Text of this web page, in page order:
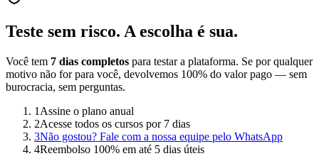
Teste sem risco. A escolha é sua.
Você tem 7 dias completos para testar a plataforma. Se por qualquer
motivo não for para você, devolvemos 100% do valor pago — sem
burocracia, sem perguntas.
1 Assine o plano anual
2Acesse todos os cursos por 7 dias
3Não gostou? Fale com a nossa equipe pelo WhatsApp
4Reembolso 100% em até 5 dias úteis